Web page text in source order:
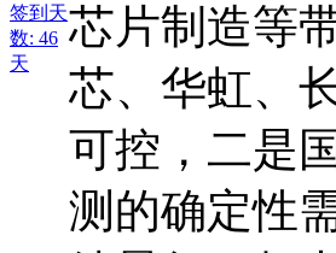
签到天
数: 46
天
芯片制造等
芯、华虹、
可控，二是
测的确定性